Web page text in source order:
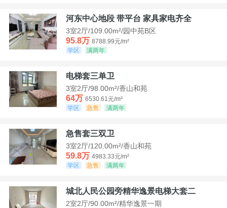
河东中心地段 带平台 家具家电齐全
3室2厅/109.00m²/园中苑B区
95.8万 8788.99元/m²
学区
满两年
电梯套三单卫
3室2厅/98.00m²/香山和苑
64万 6530.61元/m²
学区
急售 满两年
急售套三双卫
3室2厅/120.00m²/香山和苑
59.8万 4983.33元/m²
学区
急售 满两年
城北人民公园旁精华逸景电梯大套二
2室2厅/90.00m²/精华逸景一期